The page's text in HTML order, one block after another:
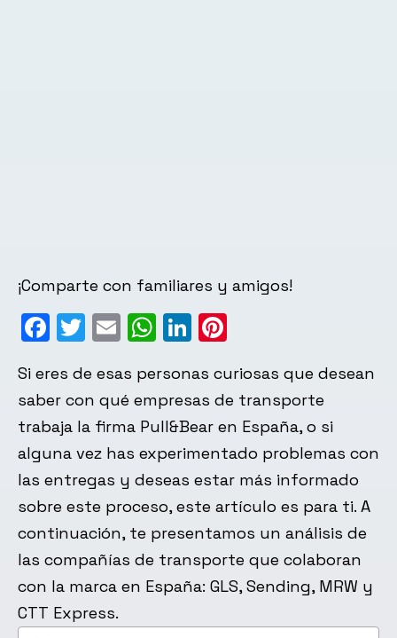
¡Comparte con familiares y amigos!
Facebook
Twitter
EmailWhatsApp
LinkedIn
Si eres de esas personas curiosas que desean
saber con qué empresas de transporte
trabaja la firma Pull&Bear en España, o si
alguna vez has experimentado problemas con
las entregas y deseas estar más informado
sobre este proceso, este artículo es para ti. A
continuación, te presentamos un análisis de
las compañías de transporte que colaboran
con la marca en España: GLS, Sending, MRW y
CTT Express.